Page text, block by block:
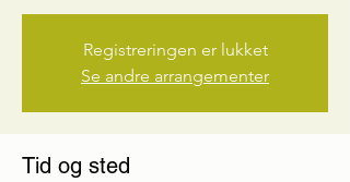
Registreringen er lukket
Se andre arrangementer
Tid og sted